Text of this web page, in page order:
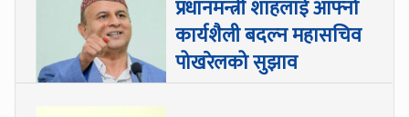
प्रधानमन्त्री शाहलाई आफ्नो
कार्यशैली बदल्न महासचिव
पोखरेलको सुझाव